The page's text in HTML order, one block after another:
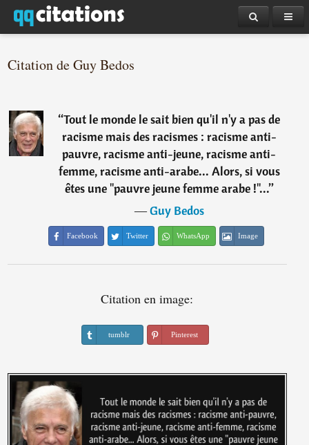
Citation de Guy Bedos
“Tout le monde le sait bien qu'il n'y a pas de
racisme mais des racismes : racisme anti-
pauvre, racisme anti-jeune, racisme anti-
femme, racisme anti-arabe... Alors, si vous
êtes une "pauvre jeune femme arabe !"...”
―Guy Bedos
Facebook Twitter WhatsApp Image
Citation en image:
tumblr Pinterest